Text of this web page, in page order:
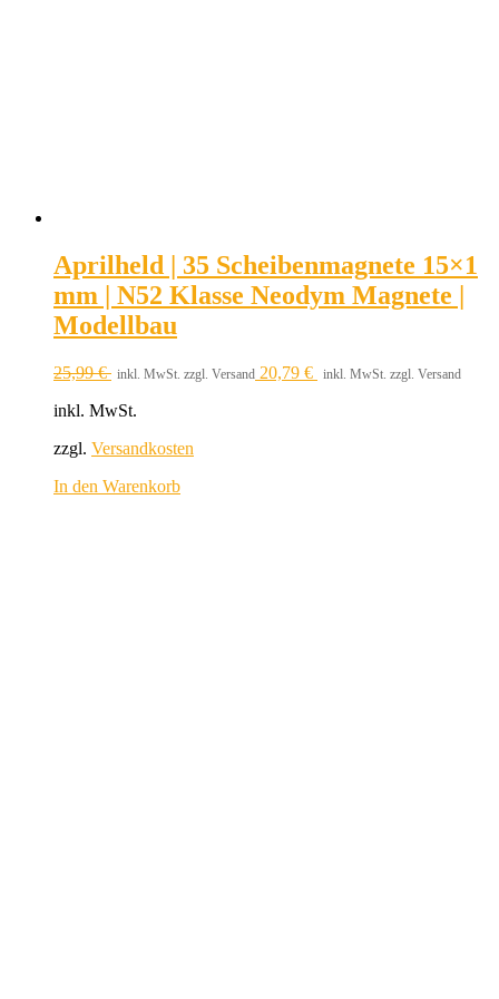
Aprilheld | 35 Scheibenmagnete 15×1
mm | N52 Klasse Neodym Magnete |
Modellbau
25,99€ inkl. MwSt. zzgl. Versand 20,79 € inkl. MwSt. zzgl. Versand
inkl. MwSt.
zzgl. Versandkosten
In den Warenkorb